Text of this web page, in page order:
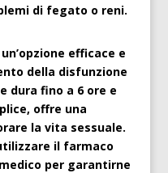
di fegato o reni.
efficace e
della disfunzione
dura fino a 6 ore e
offre una
la vita sessuale.
il farmaco
per garantirne